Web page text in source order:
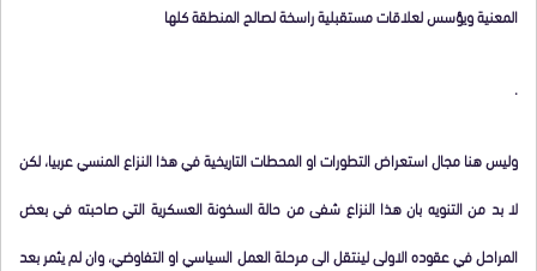
المعنية ويؤسس لعلاقات مستقبلية راسخة لصالح المنطقة كلها
.
وليس هنا مجال استعراض التطورات او المحطات التاريخية في هذا النزاع المنسي عربيا، لكن
لا بد من التنويه بان هذا النزاع شفى من حالة السخونة العسكرية التي صاحبته في بعض
المراحل في عقوده الاولى لينتقل الى مرحلة العمل السياسي او التفاوضي، وان لم يثمر بعد